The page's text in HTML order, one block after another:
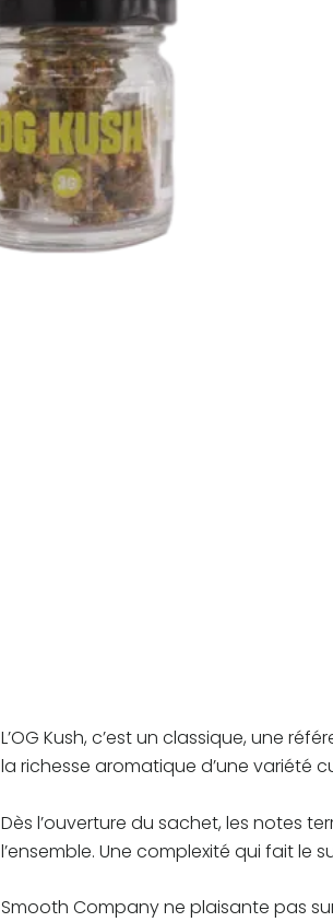
L’OG Kush, c’est un classique, une
la richesse aromatique d’une variété
Dès l’ouverture du sachet, les notes
l’ensemble. Une complexité qui fait le
Smooth Company ne plaisante pas